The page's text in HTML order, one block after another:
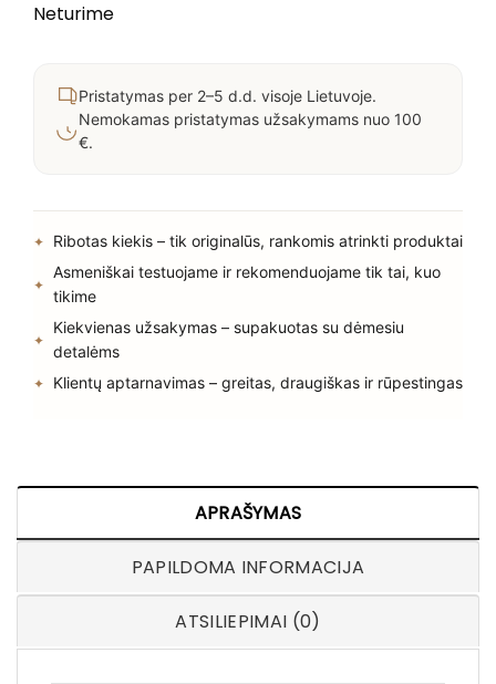
Neturime
Pristatymas per 2–5 d.d. visoje Lietuvoje.
Nemokamas pristatymas užsakymams nuo 100
€.
Ribotas kiekis – tik originalūs, rankomis atrinkti produktai
Asmeniškai testuojame ir rekomenduojame tik tai, kuo
tikime
Kiekvienas užsakymas – supakuotas su dėmesiu
detalėms
Klientų aptarnavimas – greitas, draugiškas ir rūpestingas
APRAŠYMAS
PAPILDOMA INFORMACIJA
ATSILIEPIMAI (0)